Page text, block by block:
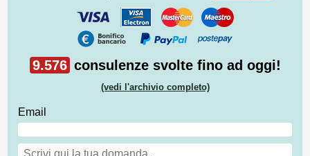
9.576 consulenze svolte fino ad oggi!
(vedi l'archivio completo)
Email